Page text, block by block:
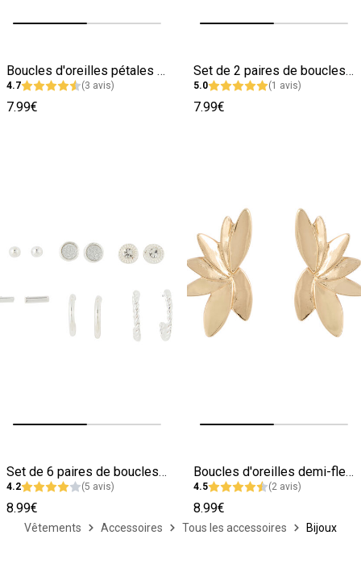
Boucles d'oreilles pétales noirs
4.7 (3 avis)
7.99€
Set de 2 paires de boucles d'oreilles
5.0 (1 avis)
7.99€
Set de 6 paires de boucles d'oreilles
4.2 (5 avis)
8.99€
Boucles d'oreilles demi-fleurs femme
4.5 (2 avis)
8.99€
Vêtements Accessoires Tous les accessoires Bijoux